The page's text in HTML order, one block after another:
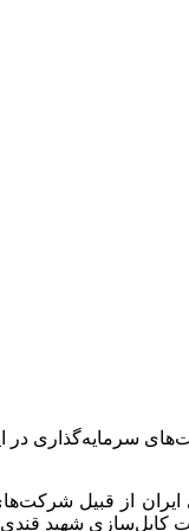
سرمایه‌گذاری
از قبیل
کابل‌سازی